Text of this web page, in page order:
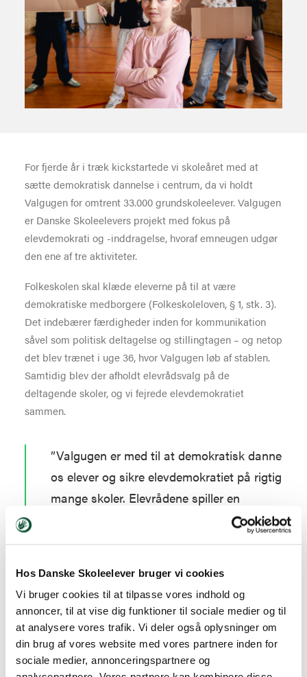
Hos Danske Skoleelever bruger vi cookies
Vi bruger cookies til at tilpasse vores indhold og
annoncer, til at vise dig funktioner til sociale medier og til
at analysere vores trafik. Vi deler også oplysninger om
din brug af vores website med vores partnere inden for
sociale medier, annonceringspartnere og
For fjerde år i træk kickstartede vi skoleåret med at
sætte demokratisk dannelse i centrum, da vi holdt
Valgugen for omtrent 33.000 grundskoleelever. Valgugen
er Danske Skoleelevers projekt med fokus på
elevdemokrati og -inddragelse, hvoraf emneugen udgør
den ene af tre aktiviteter.
Folkeskolen skal klæde eleverne på til at være
demokratiske medborgere (Folkeskoleloven, § 1, stk. 3).
Det indebærer færdigheder inden for kommunikation
såvel som politisk deltagelse og stillingtagen – og netop
det blev trænet i uge 36, hvor Valgugen løb af stablen.
Samtidig blev der afholdt elevrådsvalg på de
deltagende skoler, og vi fejrede elevdemokratiet
sammen.
”Valgugen er med til at demokratisk danne
os elever og sikre elevdemokratiet på rigtig
mange skoler. Elevrådene spiller en
kæmpestor rolle ude på skolerne, og derfor
skal valgene også tages alvorligt,” siger
Danske Skoleelever.
Det er vigtigt, at børn og unge bliver præsenteret for
demokrati og medbestemmelse allerede i grundskolen.
Demokrati er ligesom med alt andet noget, man skal